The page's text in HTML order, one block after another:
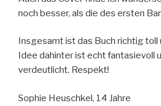
noch besser, als die des ersten
Insgesamt ist das Buch richtig toll
Idee dahinter ist echt fantasievoll
verdeutlicht. Respekt!
Sophie Heuschkel, 14 Jahre